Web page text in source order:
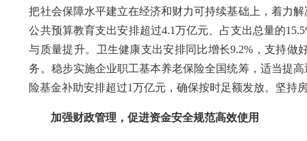
把社会保障水平建立在经济和财力可持续基础上，着力
公共预算教育支出安排超过4.1万亿元、占支出总量的
与质量提升。卫生健康支出安排同比增长9.2%，支持
务。稳步实施企业职工基本养老保险全国统筹，适当提
险基金补助安排超过1万亿元，确保按时足额发放。坚
加强财政管理，促进资金安全规范高效使用